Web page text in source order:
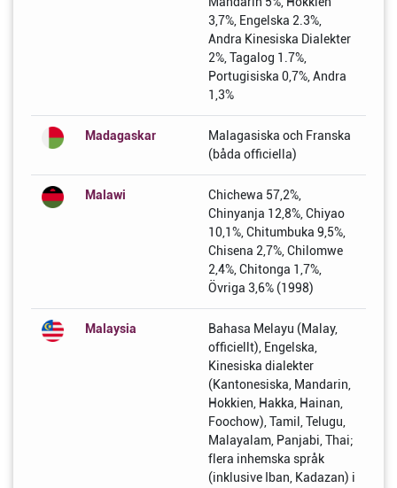
3,7%, Engelska 2.3%,
Andra Kinesiska Dialekter
2%, Tagalog 1.7%,
Portugisiska 0,7%, Andra
1,3%
Madagaskar
Malagasiska och Franska
(båda officiella)
Malawi
Chichewa 57,2%,
Chinyanja 12,8%, Chiyao
10,1%, Chitumbuka 9,5%,
Chisena 2,7%, Chilomwe
2,4%, Chitonga 1,7%,
Övriga 3,6% (1998)
Malaysia
Bahasa Melayu (Malay,
officiellt), Engelska,
Kinesiska dialekter
(Kantonesiska, Mandarin,
Hokkien, Hakka, Hainan,
Foochow), Tamil, Telugu,
Malayalam, Panjabi, Thai;
flera inhemska språk
(inklusive Iban, Kadazan) i